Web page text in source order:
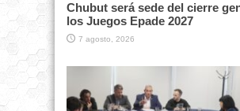
Chubut será sede del cierre
los Juegos Epade 2027
7 agosto, 2026